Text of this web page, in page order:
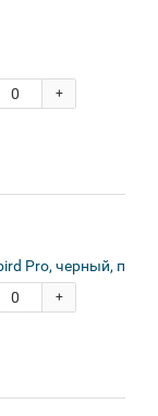
+
Pro, черный,
+